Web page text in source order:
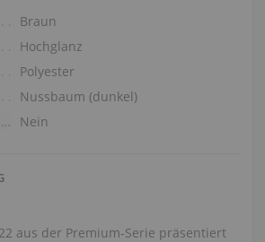
Braun
Hochglanz
Polyester
Nussbaum (dunkel)
natürliche Tastenbelag
Nein
aus der Premium‑Serie präsentiert